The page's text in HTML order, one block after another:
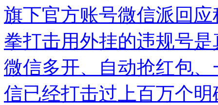
旗下官方账号微信派回
拳打击用外挂的违规号
微信多开、自动抢红包
信已经打击过上百万个